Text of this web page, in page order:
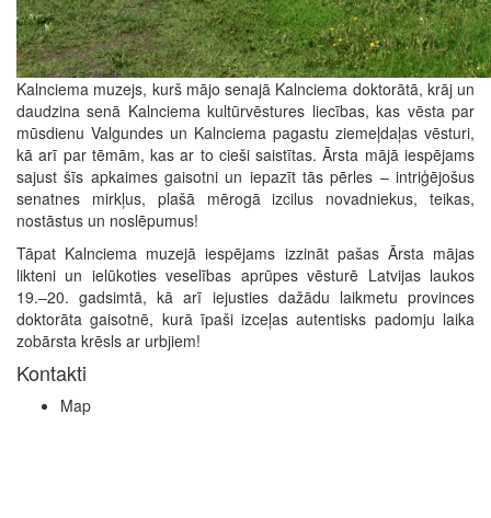
Kalnciema muzejs, kurš mājo senajā Kalnciema doktorātā, krāj un
daudzina senā Kalnciema kultūrvēstures liecības, kas vēsta par
mūsdienu Valgundes un Kalnciema pagastu ziemeļdaļas vēsturi,
kā arī par tēmām, kas ar to cieši saistītas. Ārsta mājā iespējams
sajust šīs apkaimes gaisotni un iepazīt tās pērles – intriģējošus
senatnes mirkļus, plašā mērogā izcilus novadniekus, teikas,
nostāstus un noslēpumus!
Tāpat Kalnciema muzejā iespējams izzināt pašas Ārsta mājas
likteni un ielūkoties veselības aprūpes vēsturē Latvijas laukos
19.–20. gadsimtā, kā arī iejusties dažādu laikmetu provinces
doktorāta gaisotnē, kurā īpaši izceļas autentisks padomju laika
zobārsta krēsls ar urbjiem!
Kontakti
Map